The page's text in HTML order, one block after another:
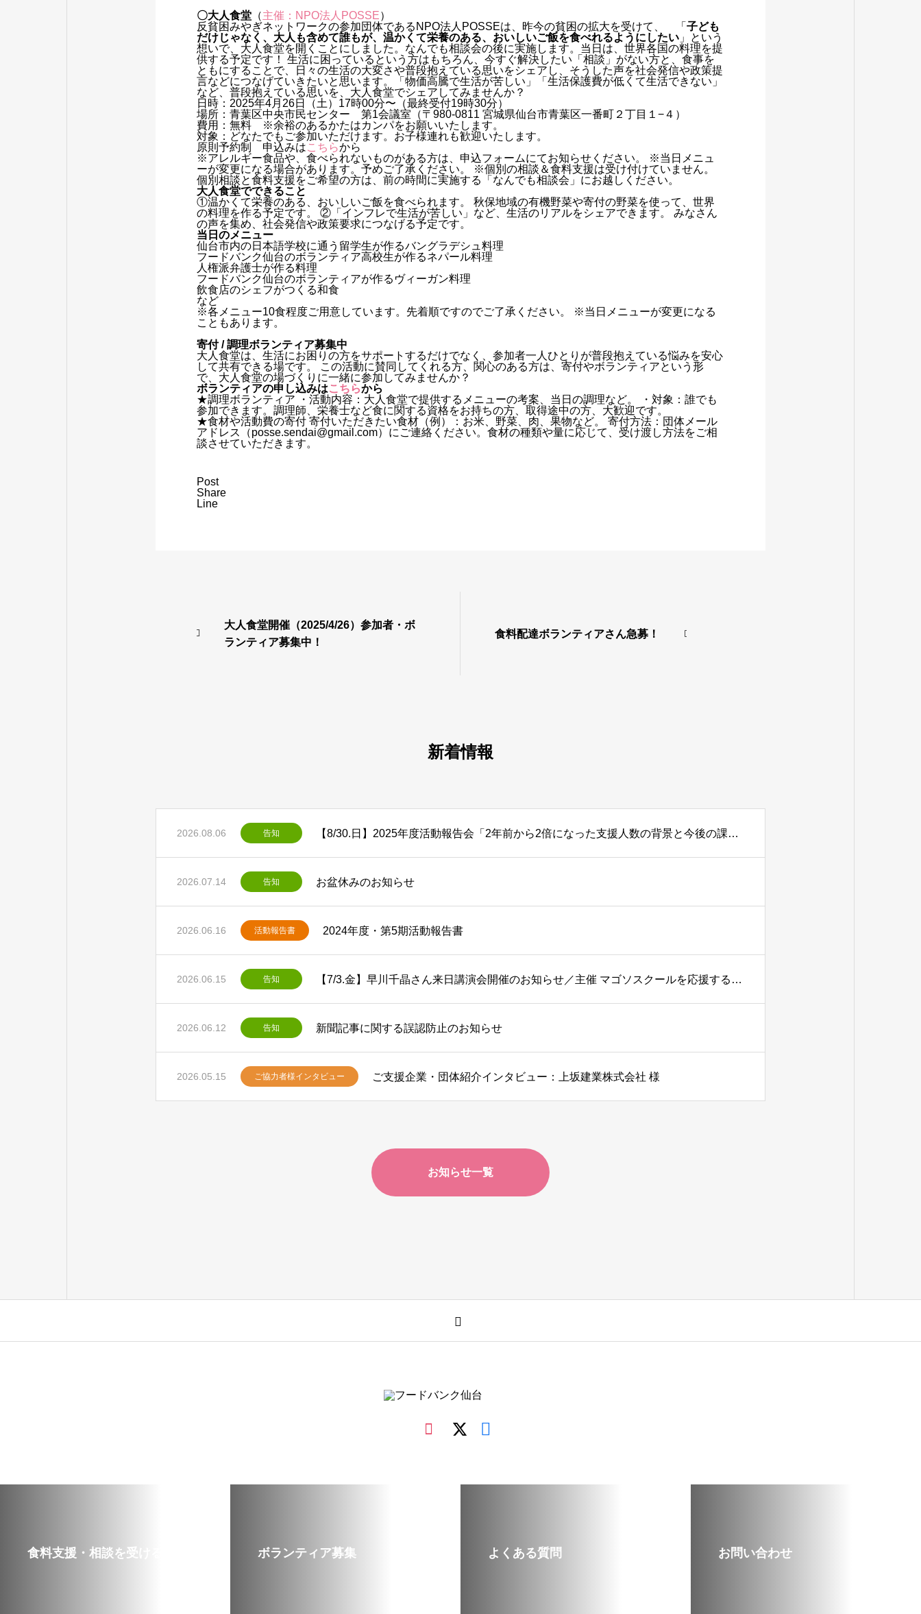
〇大人食堂 （主催：NPO法人POSSE）
反貧困みやぎネットワークの参加団体であるNPO法人POSSEは、昨今の貧困の拡大を受けて、 「 子ども
だけじゃなく、大人も含めて誰もが、温かくて栄養のある、おいしいご飯を食べれるようにしたい 」という
想いで、大人食堂を開くことにしました。なんでも相談会の後に実施します。当日は、世界各国の料理を提
供する予定です！ 生活に困っているという方はもちろん、今すぐ解決したい「相談」がない方と、食事を
ともにすることで、日々の生活の大変さや普段抱えている思いをシェアし、そうした声を社会発信や政策提
言などにつなげていきたいと思います。「物価高騰で生活が苦しい」「生活保護費が低くて生活できない」
など、普段抱えている思いを、大人食堂でシェアしてみませんか？
日時：2025年4月26日（土）17時00分〜（最終受付19時30分）
場所：青葉区中央市民センター 第1会議室（〒980-0811 宮城県仙台市青葉区一番町２丁目１−４）
費用：無料 ※余裕のあるかたはカンパをお願いいたします。
対象：どなたでもご参加いただけます。お子様連れも歓迎いたします。
原則予約制 申込みはこちらから
※アレルギー食品や、食べられないものがある方は、申込フォームにてお知らせください。 ※当日メニュ
ーが変更になる場合があります。予めご了承ください。 ※個別の相談＆食料支援は受け付けていません。
個別相談と食料支援をご希望の方は、前の時間に実施する「なんでも相談会」にお越しください。
大人食堂でできること
①温かくて栄養のある、おいしいご飯を食べられます。 秋保地域の有機野菜や寄付の野菜を使って、世界
の料理を作る予定です。 ②「インフレで生活が苦しい」など、生活のリアルをシェアできます。 みなさん
の声を集め、社会発信や政策要求につなげる予定です。
当日のメニュー
仙台市内の日本語学校に通う留学生が作るバングラデシュ料理
フードバンク仙台のボランティア高校生が作るネパール料理
人権派弁護士が作る料理
フードバンク仙台のボランティアが作るヴィーガン料理
飲食店のシェフがつくる和食
など
※各メニュー10食程度ご用意しています。先着順ですのでご了承ください。 ※当日メニューが変更になる
こともあります。
寄付 / 調理ボランティア募集中
大人食堂は、生活にお困りの方をサポートするだけでなく、参加者一人ひとりが普段抱えている悩みを安心
して共有できる場です。 この活動に賛同してくれる方、関心のある方は、寄付やボランティアという形
で、大人食堂の場づくりに一緒に参加してみませんか？
ボランティアの申し込みはこちらから
★調理ボランティア ・活動内容：大人食堂で提供するメニューの考案、当日の調理など。 ・対象：誰でも
参加できます。調理師、栄養士など食に関する資格をお持ちの方、取得途中の方、大歓迎です。
★食材や活動費の寄付 寄付いただきたい食材（例）：お米、野菜、肉、果物など。 寄付方法：団体メール
アドレス（posse.sendai@gmail.com）にご連絡ください。食材の種類や量に応じて、受け渡し方法をご相
談させていただきます。
Post
Share
Line
大人食堂開催（2025/4/26）参加者・ボ
ランティア募集中！
食料配達ボランティアさん急募！
新着情報
2026.08.06 告知 【8/30.日】2025年度活動報告会「2年前から2倍になった支援人数の背景と今後の課題を報告」
2026.07.14 告知 お盆休みのお知らせ
2026.06.16 活動報告書 2024年度・第5期活動報告書
2026.06.15 告知 【7/3.金】早川千晶さん来日講演会開催のお知らせ／主催 マゴソスクールを応援する仙台有志の会
2026.06.12 告知 新聞記事に関する誤認防止のお知らせ
2026.05.15 ご協力者様インタビュー ご支援企業・団体紹介インタビュー：上坂建業株式会社 様
お知らせ一覧
食料支援・相談を受ける ボランティア募集 よくある質問 お問い合わせ